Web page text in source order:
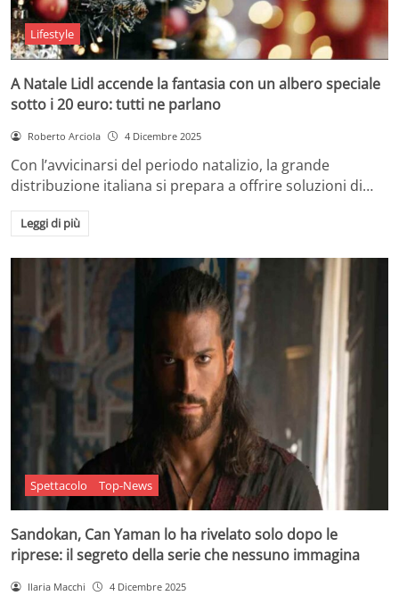
Lifestyle
A Natale Lidl accende la fantasia con un albero speciale
sotto i 20 euro: tutti ne parlano
Roberto Arciola 4 Dicembre 2025
Con l’avvicinarsi del periodo natalizio, la grande
distribuzione italiana si prepara a offrire soluzioni di…
Leggi di più
Spettacolo Top-News
Sandokan, Can Yaman lo ha rivelato solo dopo le
riprese: il segreto della serie che nessuno immagina
Ilaria Macchi 4 Dicembre 2025